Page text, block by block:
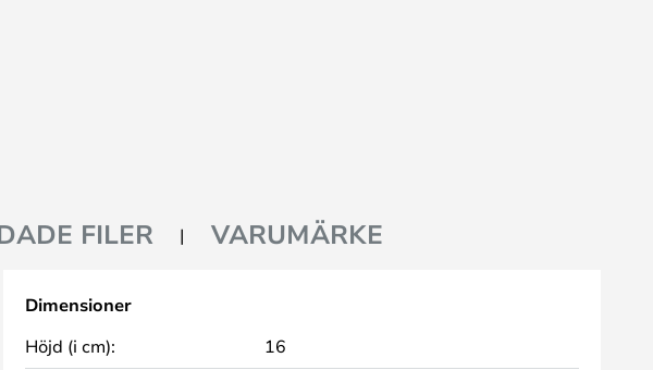
FILER VARUMÄRKE
Dimensioner
Höjd (i cm):
16